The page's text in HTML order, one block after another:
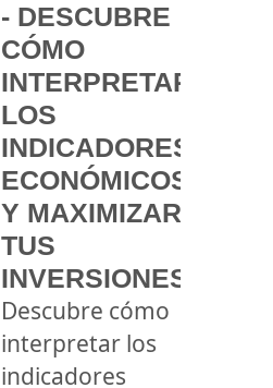
- DESCUBRE
CÓMO
INTERPRETAR
LOS
INDICADORES
ECONÓMICOS
Y MAXIMIZAR
TUS
INVERSIONES
Descubre cómo
interpretar los
indicadores